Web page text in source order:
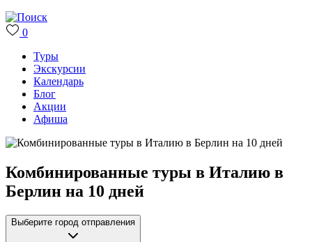
0
Туры
Экскурсии
Календарь
Блог
Акции
Афиша
Комбинированные туры в Италию в
Берлин на 10 дней
Выберите город отправления